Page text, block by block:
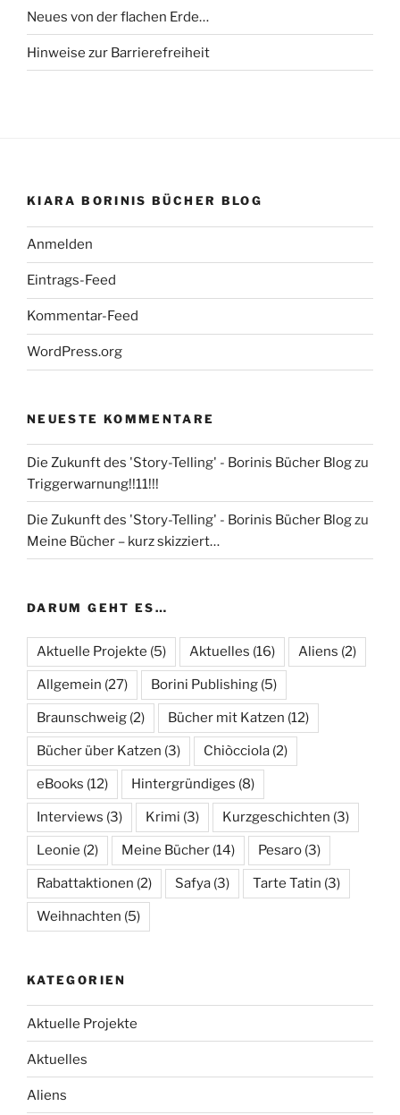
Neues von der flachen Erde…
Hinweise zur Barrierefreiheit
KIARA BORINIS BÜCHER BLOG
Anmelden
Eintrags-Feed
Kommentar-Feed
WordPress.org
NEUESTE KOMMENTARE
Die Zukunft des 'Story-Telling' - Borinis Bücher Blogzu
Triggerwarnung!!11!!!
Die Zukunft des 'Story-Telling' - Borinis Bücher Blogzu
Meine Bücher – kurz skizziert…
DARUM GEHT ES…
Aktuelle Projekte (5) Aktuelles (16) Aliens (2)
Allgemein (27) Borini Publishing (5)
Braunschweig (2) Bücher mit Katzen (12)
Bücher über Katzen (3) Chiòcciola (2)
eBooks (12) Hintergründiges (8)
Interviews (3) Krimi (3) Kurzgeschichten (3)
Leonie (2) Meine Bücher (14) Pesaro (3)
Rabattaktionen (2) Safya (3) Tarte Tatin (3)
Weihnachten (5)
KATEGORIEN
Aktuelle Projekte
Aktuelles
Aliens